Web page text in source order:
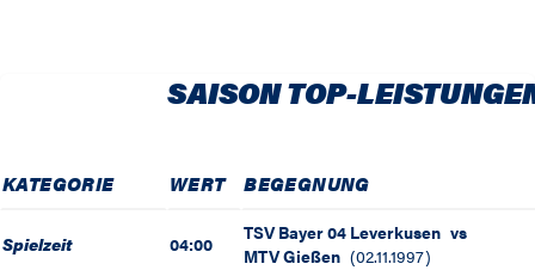
SAISON TOP-
KATEGORIE WERT BEGEGNUNG
Spielzeit 04:00 TSV Bayer 04 Leverkusen vs
MTV Gießen (02.11.1997)